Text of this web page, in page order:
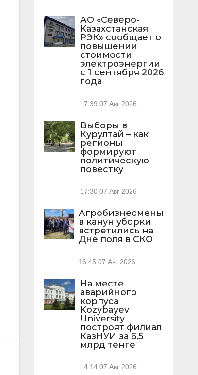
АО «Северо-
Казахстанская
РЭК» сообщает о
повышении
стоимости
электроэнергии
с 1 сентября 2026
года
17:39 07 Авг 2026
Выборы в
Курултай – как
регионы
формируют
политическую
повестку
17:30 07 Авг 2026
Агробизнесмены
в канун уборки
встретились на
Дне поля в СКО
16:45 07 Авг 2026
На месте
аварийного
корпуса
Kozybayev
University
построят филиал
КазНУИ за 6,5
млрд тенге
14:14 07 Авг 2026